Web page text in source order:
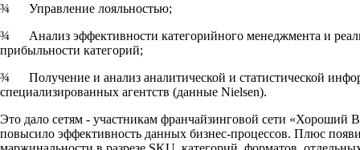
¾ Управление лояльностью;
¾ Анализ эффективности категорийного менеджмента и
прибыльности категорий;
¾ Получение и анализ аналитической и статистической
специализированных агентств (данные Nielsen).
Это дало сетям - участникам франчайзинговой сети
повысило эффективность данных бизнес-процессов. Плюс